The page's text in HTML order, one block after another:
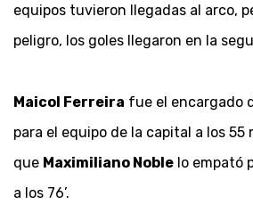
equipos tuvieron llegadas al arco,
peligro, los goles llegaron en la
Maicol Ferreira fue el encargado
para el equipo de la capital a los
que Maximiliano Noble lo empató
a los 76’.